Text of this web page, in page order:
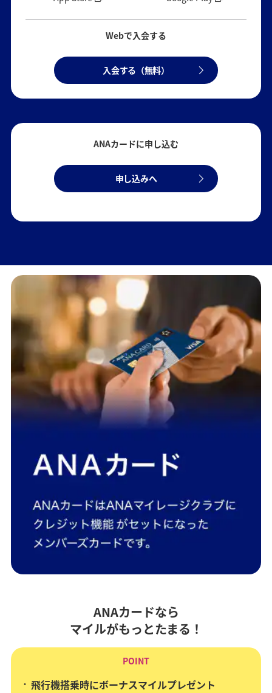
Webで入会する
入会する（無料）
ANAカードに申し込む
申し込みへ
ANAカードなら
マイルがもっとたまる！
POINT
飛行機搭乗時にボーナスマイルプレゼント